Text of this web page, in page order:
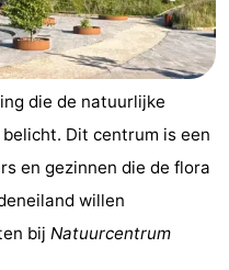
die de natuurlijke
belicht. Dit centrum is een
en gezinnen die de flora
willen
bij Natuurcentrum